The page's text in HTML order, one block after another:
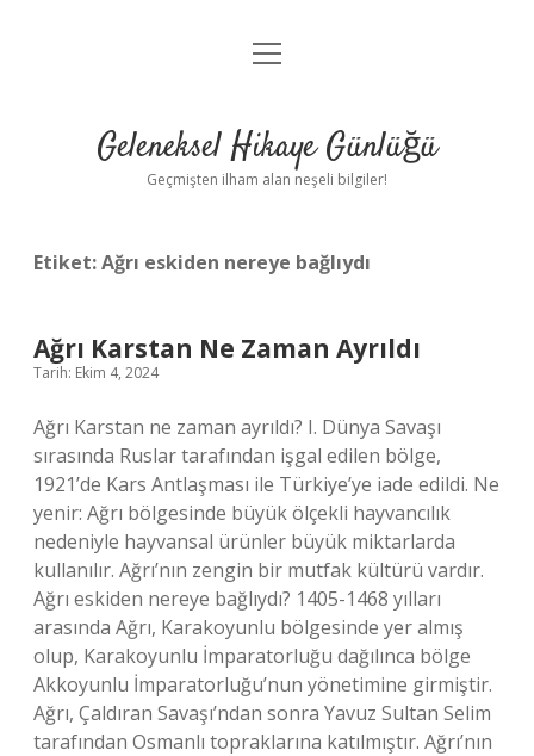
Anasayfa
Yasal Uyarı
menüyü
Geleneksel Hikaye Günlüğü
Geçmişten ilham alan neşeli bilgiler!
Etiket:Ağrı eskiden nereye bağlıydı
Ağrı Karstan Ne Zaman Ayrıldı
Tarih: Ekim 4, 2024
Ağrı Karstan ne zaman ayrıldı? I. Dünya Savaşı
sırasında Ruslar tarafından işgal edilen bölge,
1921’de Kars Antlaşması ile Türkiye’ye iade edildi. Ne
yenir: Ağrı bölgesinde büyük ölçekli hayvancılık
nedeniyle hayvansal ürünler büyük miktarlarda
kullanılır. Ağrı’nın zengin bir mutfak kültürü vardır.
Ağrı eskiden nereye bağlıydı? 1405-1468 yılları
arasında Ağrı, Karakoyunlu bölgesinde yer almış
olup, Karakoyunlu İmparatorluğu dağılınca bölge
Akkoyunlu İmparatorluğu’nun yönetimine girmiştir.
Ağrı, Çaldıran Savaşı’ndan sonra Yavuz Sultan Selim
tarafından Osmanlı topraklarına katılmıştır. Ağrı’nın